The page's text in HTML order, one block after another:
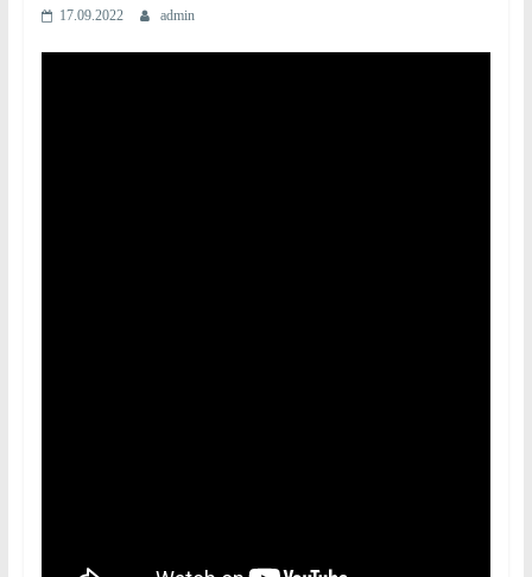
17.09.2022 admin